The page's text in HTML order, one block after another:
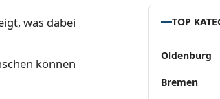
was dabei
können
TOP
Oldenburg
Bremen